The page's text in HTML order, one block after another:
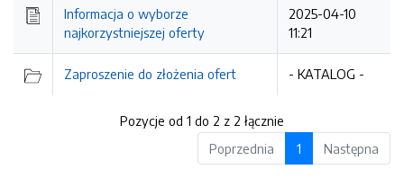
Informacja o wyborze
najkorzystniejszej oferty
2025-04-10
11:21
Zaproszenie do złożenia ofert - KATALOG -
Pozycje od 1 do 2 z 2 łącznie
Poprzednia
1 Następna